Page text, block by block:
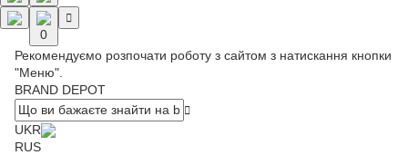
0
Рекомендуємо розпочати роботу з сайтом з натискання кнопки
"Меню".
BRAND DEPOT
UKR
RUS